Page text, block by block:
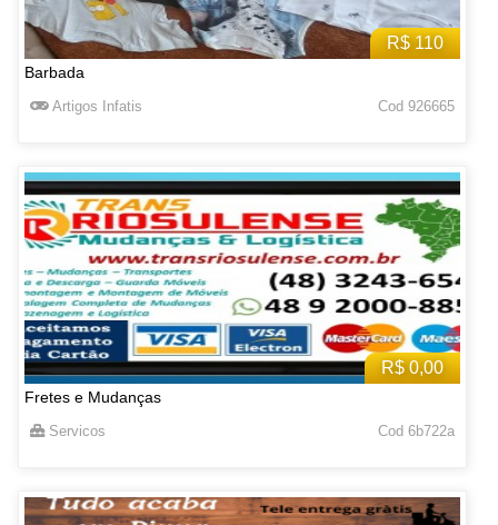
R$ 110
Barbada
Artigos Infatis Cod 926665
R$ 0,00
Fretes e Mudanças
Servicos Cod 6b722a